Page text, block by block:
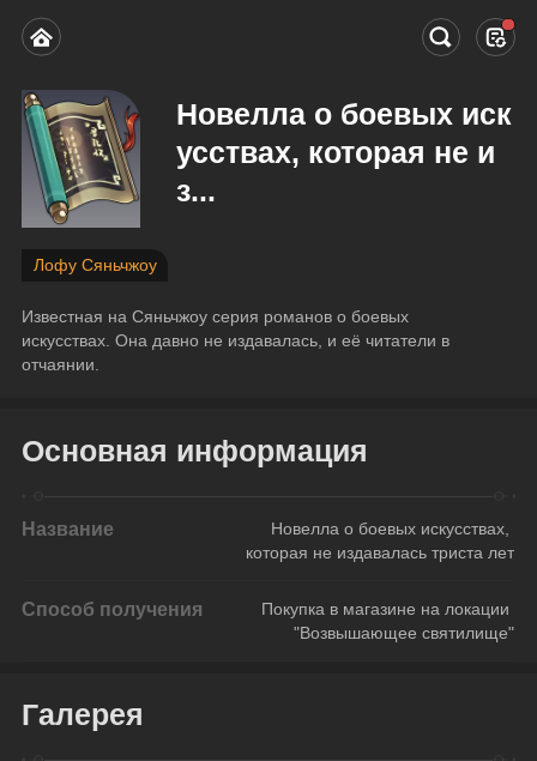
Новелла о боевых иск
усствах, которая не и
з...
Лофу Сяньчжоу
Известная на Сяньчжоу серия романов о боевых
искусствах. Она давно не издавалась, и её читатели в
отчаянии.
Основная информация
Название
Новелла о боевых искусствах,
которая не издавалась триста лет
Способ получения
Покупка в магазине на локации
"Возвышающее святилище"
Галерея